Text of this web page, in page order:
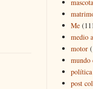
mascota
Me
medio
motor
mundo
política
post